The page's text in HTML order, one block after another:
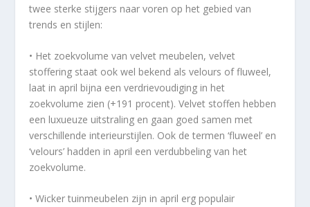
twee sterke stijgers naar voren op het gebied van
trends en stijlen:
• Het zoekvolume van velvet meubelen, velvet
stoffering staat ook wel bekend als velours of fluweel,
laat in april bijna een verdrievoudiging in het
zoekvolume zien (+191 procent). Velvet stoffen hebben
een luxueuze uitstraling en gaan goed samen met
verschillende interieurstijlen. Ook de termen ‘fluweel’ en
‘velours’ hadden in april een verdubbeling van het
zoekvolume.
• Wicker tuinmeubelen zijn in april erg populair